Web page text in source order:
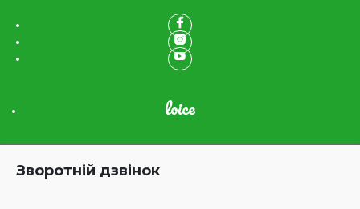
loice
Зворотній дзвінок